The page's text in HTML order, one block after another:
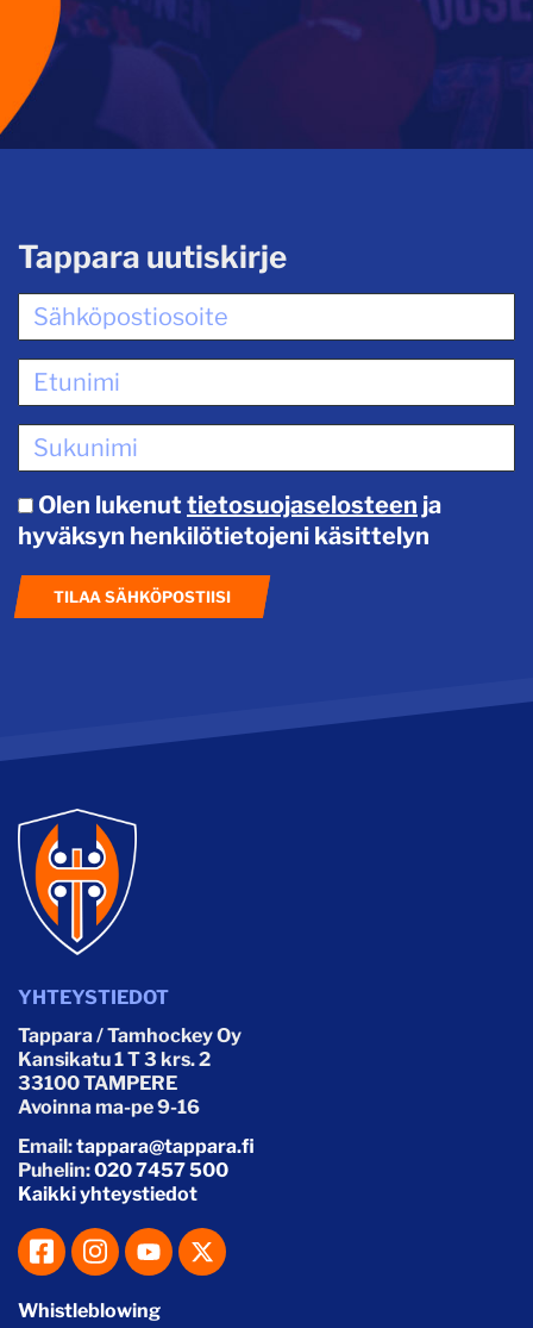
YHTEYSTIEDOT
Tappara / Tamhockey Oy
Kansikatu 1 T 3 krs. 2
33100 TAMPERE
Avoinna ma-pe 9-16
Email:tappara@tappara.fi
Puhelin:020 7457 500
Kaikki yhteystiedot
Whistleblowing
Tappara uutiskirje
Olen lukenut tietosuojaselosteen ja
hyväksyn henkilötietojeni käsittelyn
TILAA SÄHKÖPOSTIISI